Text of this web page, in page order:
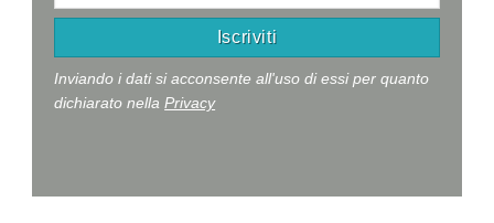
Inviando i dati si acconsente all'uso di essi per quanto
dichiarato nellaPrivacy